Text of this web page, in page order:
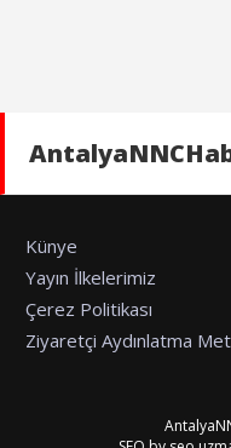
Künye
Yayın İlkelerimiz
Çerez Politikası
Ziyaretçi Aydınlatma